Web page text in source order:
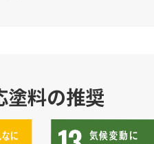
料の推奨